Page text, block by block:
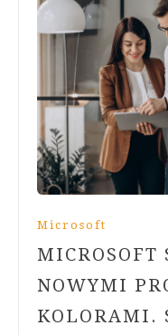
Microsoft
MICROSOFT
NOWYMI
KOLORAMI.